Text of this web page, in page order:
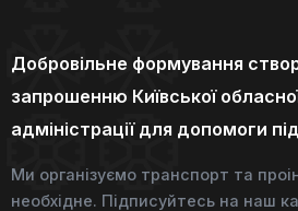
Добровільне формування
запрошенню Київської
адміністрації для допомоги
Ми організуємо транспорт та
необхідне. Підписуйтесь на наш